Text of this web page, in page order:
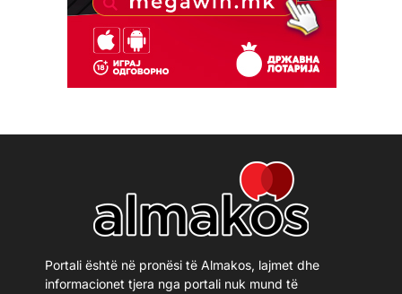
Portali është në pronësi të Almakos, lajmet dhe
informacionet tjera nga portali nuk mund të